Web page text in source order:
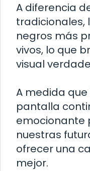
A diferencia
tradicionales,
negros más
vivos, lo que
visual
A medida
pantalla
emocionante
nuestras
ofrecer una
mejor.